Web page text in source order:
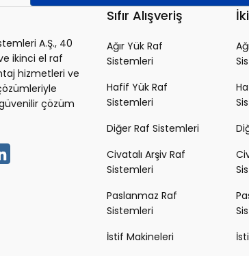
A.Ş., 40
ve ikinci el raf
hizmetleri ve
çözüm
Sıfır Alışveriş
Ağır Yük Raf
Sistemleri
Hafif Yük Raf
Sistemleri
Diğer Raf Sistemleri
Civatalı Arşiv Raf
Sistemleri
Paslanmaz Raf
Sistemleri
İstif Makineleri